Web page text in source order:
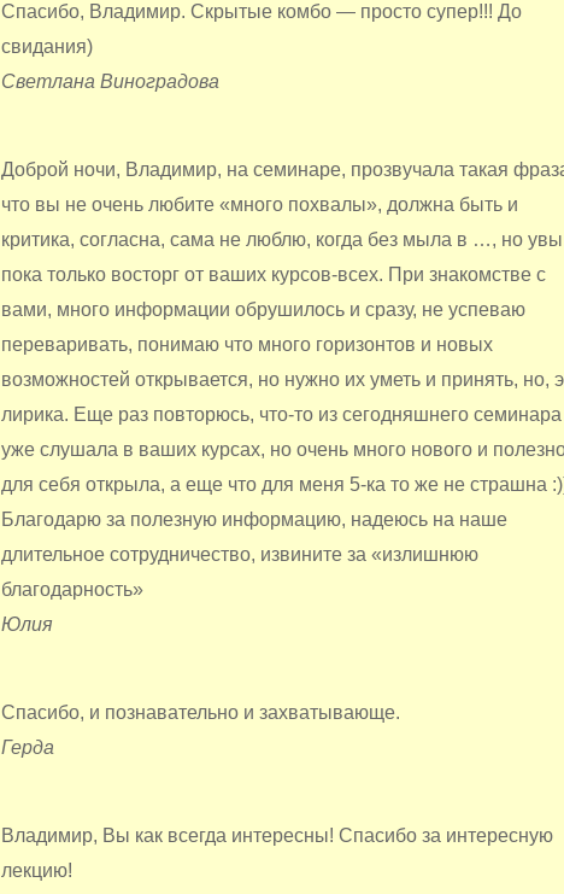
Спасибо, Владимир. Скрытые комбо — просто супер!!! До
свидания)
Светлана Виноградова
Доброй ночи, Владимир, на семинаре, прозвучала такая
что вы не очень любите «много похвалы», должна быть и
критика, согласна, сама не люблю, когда без мыла в …, но
пока только восторг от ваших курсов-всех. При знакомстве с
вами, много информации обрушилось и сразу, не успеваю
переваривать, понимаю что много горизонтов и новых
возможностей открывается, но нужно их уметь и принять, но,
лирика. Еще раз повторюсь, что-то из сегодняшнего
уже слушала в ваших курсах, но очень много нового и
для себя открыла, а еще что для меня 5-ка то же не страшна
Благодарю за полезную информацию, надеюсь на наше
длительное сотрудничество, извините за «излишнюю
благодарность»
Юлия
Спасибо, и познавательно и захватывающе.
Герда
Владимир, Вы как всегда интересны! Спасибо за интересную
лекцию!